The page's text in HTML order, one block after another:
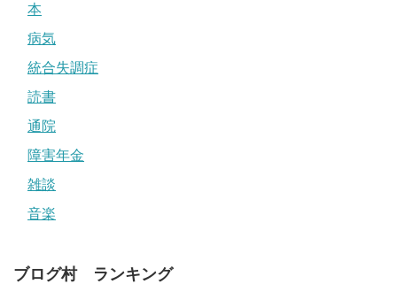
本
病気
統合失調症
読書
通院
障害年金
雑談
音楽
ブログ村 ランキング